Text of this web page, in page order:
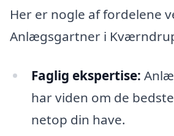
Her er nogle af fordelene
Anlægsgartner i
Faglig ekspertise:
har viden om de
netop din have.